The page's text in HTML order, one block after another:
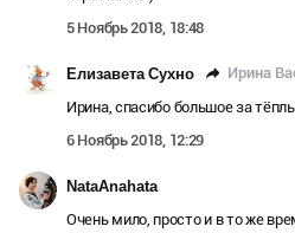
5 Ноябрь 2018, 18:48
Елизавета Сухно Ирина
Ирина, спасибо большое за
6 Ноябрь 2018, 12:29
NataAnahata
Очень мило, просто и в то же